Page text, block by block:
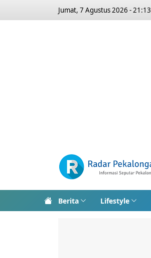
Jumat, 7 Agustus 2026 - 21:13
Berita Lifestyle